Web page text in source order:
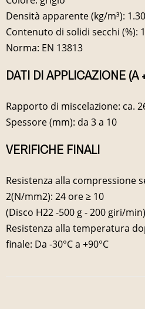
Densità apparente (kg/m³):
Contenuto di solidi secchi (%):
Norma: EN 13813
DATI DI APPLICAZIONE (A
Rapporto di miscelazione: ca.
Spessore (mm): da 3 a 10
VERIFICHE FINALI
Resistenza alla compressione
2(N/mm2): 24 ore ≥ 10
(Disco H22 -500 g - 200 giri/min)
Resistenza alla temperatura
finale: Da -30°C a +90°C